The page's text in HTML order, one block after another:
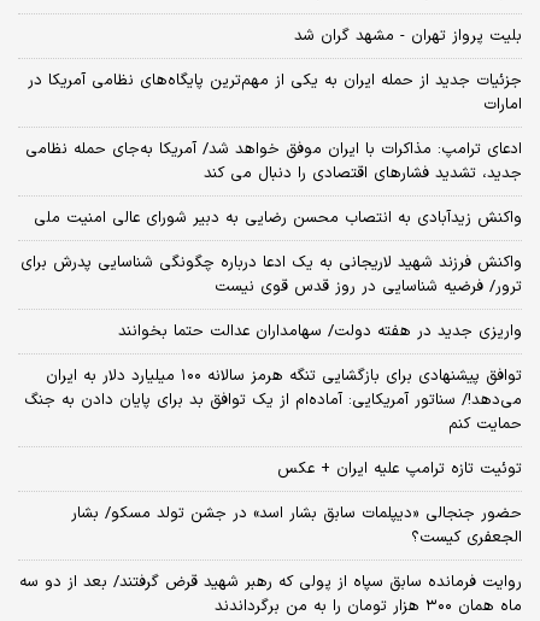
بلیت پرواز تهران - مشهد گران شد
جزئیات جدید از حمله ایران به یکی از مهم‌ترین پایگاه‌های نظامی آمریکا در
امارات
ادعای ترامپ: مذاکرات با ایران موفق خواهد شد/ آمریکا به‌جای حمله نظامی
جدید، تشدید فشارهای اقتصادی را دنبال می کند
واکنش زیدآبادی به انتصاب محسن رضایی به دبیر شورای عالی امنیت ملی
واکنش فرزند شهید لاریجانی به یک ادعا درباره چگونگی شناسایی پدرش برای
ترور/ فرضیه شناسایی در روز قدس قوی نیست
واریزی جدید در هفته دولت/ سهامداران عدالت حتما بخوانند
توافق پیشنهادی برای بازگشایی تنگه هرمز سالانه ۱۰۰ میلیارد دلار به ایران
می‌دهد!/ سناتور آمریکایی: آماده‌ام از یک توافق بد برای پایان دادن به جنگ
حمایت کنم
توئیت تازه ترامپ علیه ایران + عکس
حضور جنجالی «دیپلمات سابق بشار اسد» در جشن تولد مسکو/ بشار
الجعفری کیست؟
روایت فرمانده سابق سپاه از پولی که رهبر شهید قرض گرفتند/ بعد از دو سه
ماه همان ۳۰۰ هزار تومان را به من برگرداندند